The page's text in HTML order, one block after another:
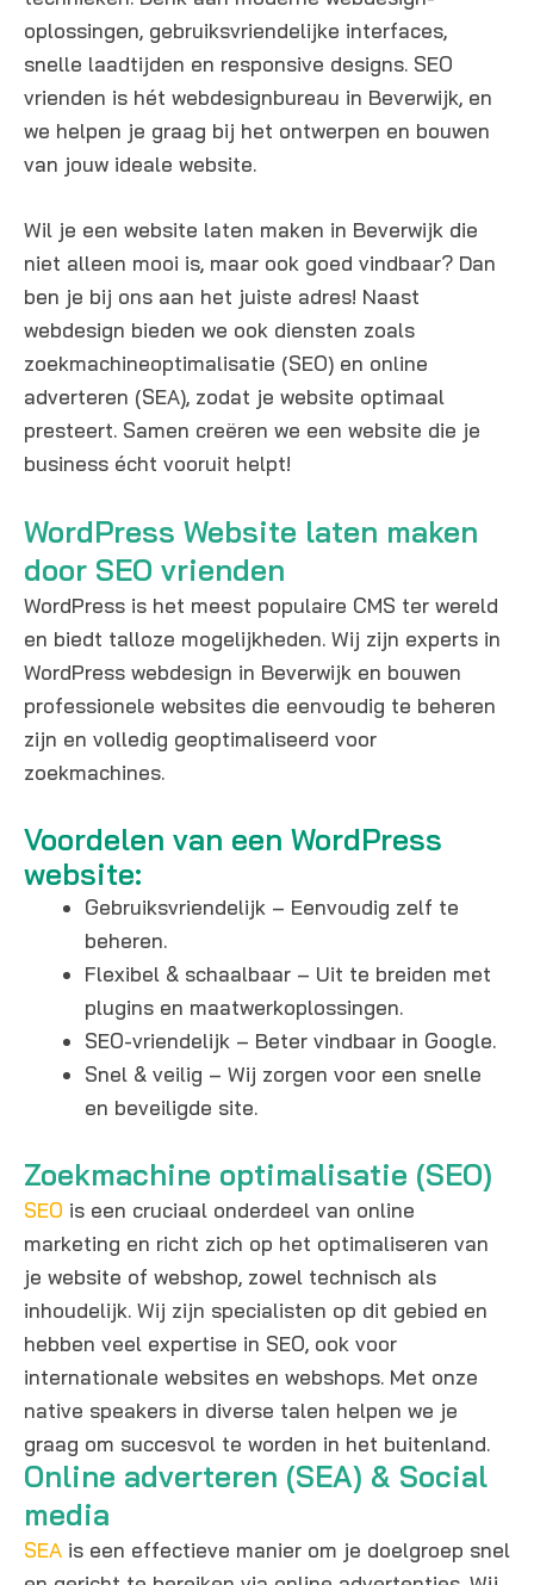
oplossingen, gebruiksvriendelijke interfaces,
snelle laadtijden en responsive designs. SEO
vrienden is hét webdesignbureau in Beverwijk, en
we helpen je graag bij het ontwerpen en bouwen
van jouw ideale website.
Wil je een website laten maken in Beverwijk die
niet alleen mooi is, maar ook goed vindbaar? Dan
ben je bij ons aan het juiste adres! Naast
webdesign bieden we ook diensten zoals
zoekmachineoptimalisatie (SEO) en online
adverteren (SEA), zodat je website optimaal
presteert. Samen creëren we een website die je
business écht vooruit helpt!
WordPress Website laten maken
door SEO vrienden
WordPress is het meest populaire CMS ter wereld
en biedt talloze mogelijkheden. Wij zijn experts in
WordPress webdesign in Beverwijk en bouwen
professionele websites die eenvoudig te beheren
zijn en volledig geoptimaliseerd voor
zoekmachines.
Voordelen van een WordPress
website:
Gebruiksvriendelijk – Eenvoudig zelf te
beheren.
Flexibel & schaalbaar – Uit te breiden met
plugins en maatwerkoplossingen.
SEO-vriendelijk – Beter vindbaar in Google.
Snel & veilig – Wij zorgen voor een snelle
en beveiligde site.
Zoekmachine optimalisatie (SEO)
SEO is een cruciaal onderdeel van online
marketing en richt zich op het optimaliseren van
je website of webshop, zowel technisch als
inhoudelijk. Wij zijn specialisten op dit gebied en
hebben veel expertise in SEO, ook voor
internationale websites en webshops. Met onze
native speakers in diverse talen helpen we je
graag om succesvol te worden in het buitenland.
Online adverteren (SEA) & Social
media
SEA is een effectieve manier om je doelgroep snel